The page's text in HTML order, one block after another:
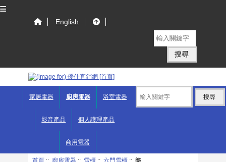
English
家居電器 廚房電器 浴室電器
影音產品 個人護理產品
商用電器
首頁:: 廚房電器:: 雪櫃:: 六門雪櫃:: 樂